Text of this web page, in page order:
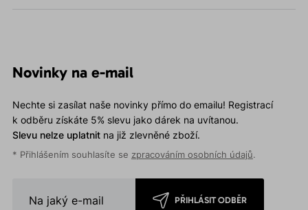
Novinky na e-mail
Nechte si zasílat naše novinky přímo do emailu! Registrací
k odběru získáte 5% slevu jako dárek na uvítanou.
Slevu nelze uplatnitna již zlevněné zboží.
* Přihlášením souhlasíte se zpracováním osobních údajů.
PŘIHLÁSIT ODBĚR